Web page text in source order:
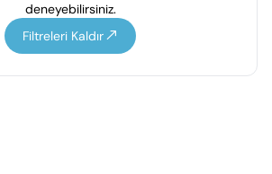
deneyebilirsiniz.
Filtreleri Kaldır